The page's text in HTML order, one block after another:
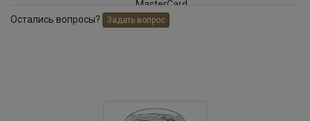
Остались вопросы? Задать вопрос